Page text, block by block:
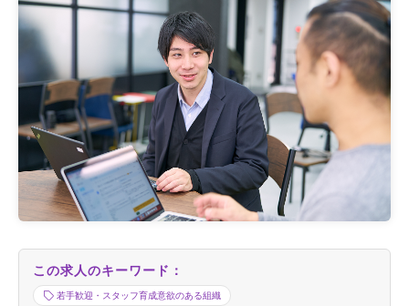
この求人のキーワード：
若手歓迎・スタッフ育成意欲のある組織